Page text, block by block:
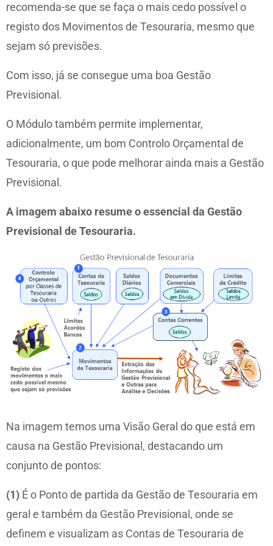
recomenda-se que se faça o mais cedo possível o
registo dos Movimentos de Tesouraria, mesmo que
sejam só previsões.
Com isso, já se consegue uma boa Gestão
Previsional.
O Módulo também permite implementar,
adicionalmente, um bom Controlo Orçamental de
Tesouraria, o que pode melhorar ainda mais a Gestão
Previsional.
A imagem abaixo resume o essencial da Gestão
Previsional de Tesouraria.
Na imagem temos uma Visão Geral do que está em
causa na Gestão Previsional, destacando um
conjunto de pontos:
(1) É o Ponto de partida da Gestão de Tesouraria em
geral e também da Gestão Previsional, onde se
definem e visualizam as Contas de Tesouraria de